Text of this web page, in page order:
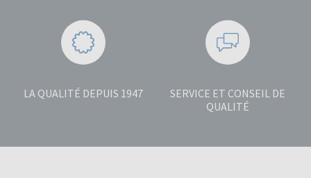
LA QUALITÉ DEPUIS 1947
SERVICE ET CONSEIL DE
QUALITÉ